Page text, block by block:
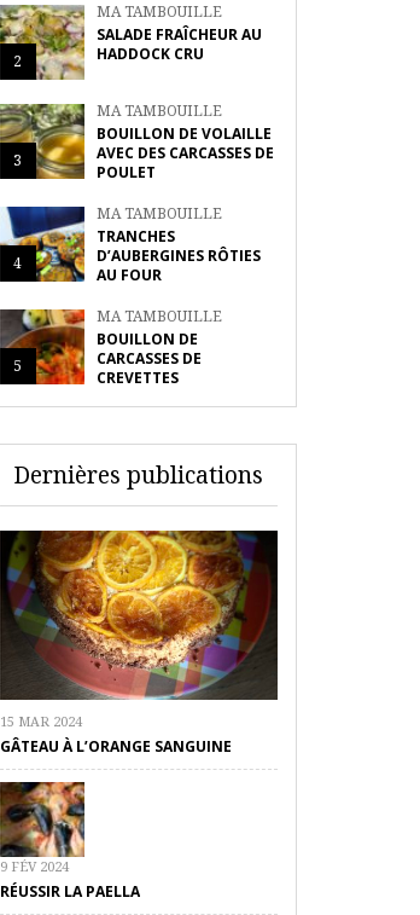
2
MA TAMBOUILLE
SALADE FRAÎCHEUR AU
HADDOCK CRU
3
MA TAMBOUILLE
BOUILLON DE VOLAILLE
AVEC DES CARCASSES DE
POULET
4
MA TAMBOUILLE
TRANCHES
D’AUBERGINES RÔTIES
AU FOUR
5
MA TAMBOUILLE
BOUILLON DE
CARCASSES DE
CREVETTES
Dernières publications
15 MAR 2024
GÂTEAU À L’ORANGE SANGUINE
9 FÉV 2024
RÉUSSIR LA PAELLA